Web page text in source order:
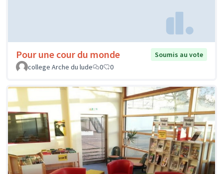
Pour une cour du monde
Soumis au vote
college Arche du lude
0 0